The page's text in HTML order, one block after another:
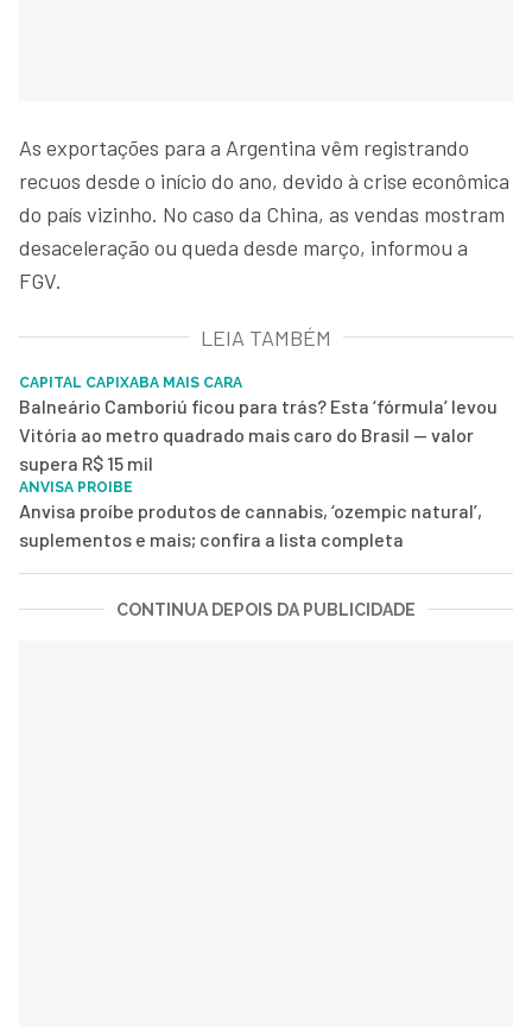
As exportações para a Argentina vêm registrando
recuos desde o início do ano, devido à crise econômica
do país vizinho. No caso da China, as vendas mostram
desaceleração ou queda desde março, informou a
FGV.
LEIA TAMBÉM
CAPITAL CAPIXABA MAIS CARA
Balneário Camboriú ficou para trás? Esta ‘fórmula’ levou
Vitória ao metro quadrado mais caro do Brasil — valor
supera R$ 15 mil
ANVISA PROIBE
Anvisa proíbe produtos de cannabis, ‘ozempic natural’,
suplementos e mais; confira a lista completa
CONTINUA DEPOIS DA PUBLICIDADE